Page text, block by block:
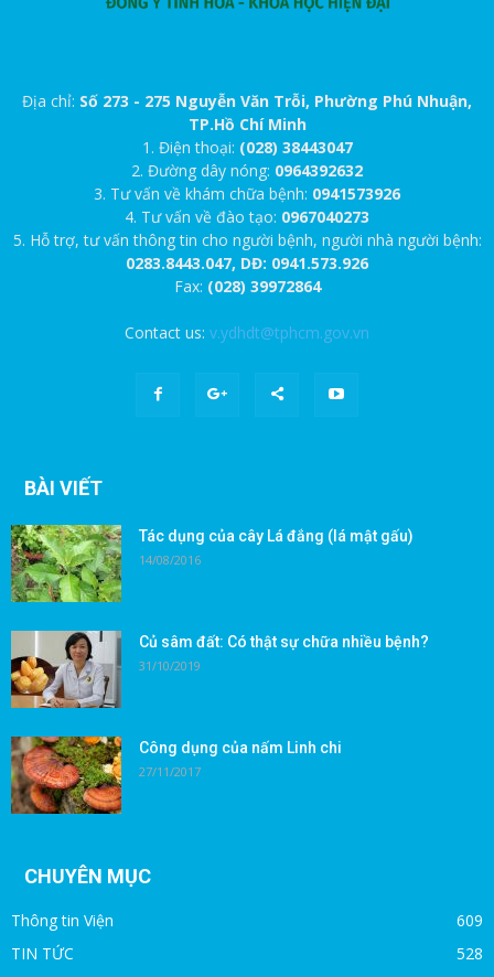
Địa chỉ: Số 273 - 275 Nguyễn Văn Trỗi, Phường Phú Nhuận,
TP.Hồ Chí Minh
1. Điện thoại: (028) 38443047
2. Đường dây nóng: 0964392632
3. Tư vấn về khám chữa bệnh: 0941573926
4. Tư vấn về đào tạo: 0967040273
5. Hỗ trợ, tư vấn thông tin cho người bệnh, người nhà người bệnh:
0283.8443.047, DĐ: 0941.573.926
Fax: (028) 39972864
Contact us: v.ydhdt@tphcm.gov.vn
BÀI VIẾT
Tác dụng của cây Lá đắng (lá mật gấu)
14/08/2016
Củ sâm đất: Có thật sự chữa nhiều bệnh?
31/10/2019
Công dụng của nấm Linh chi
27/11/2017
CHUYÊN MỤC
Thông tin Viện
609
TIN TỨC
528